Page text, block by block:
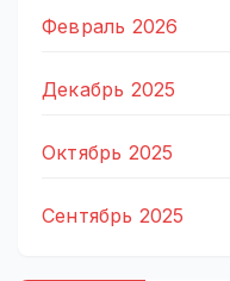
Февраль 2026
Декабрь 2025
Октябрь 2025
Сентябрь 2025